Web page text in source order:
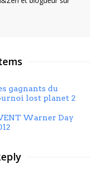
gagnants du
lost planet 2
Warner Day